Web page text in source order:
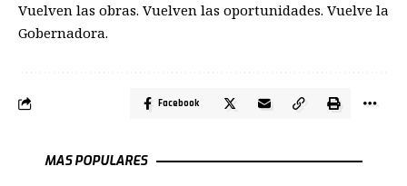
Vuelven las obras. Vuelven las oportunidades. Vuelve la
Gobernadora.
Facebook
MAS POPULARES